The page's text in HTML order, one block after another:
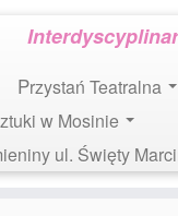
Przystań Teatralna
w Mosinie
ul. Święty